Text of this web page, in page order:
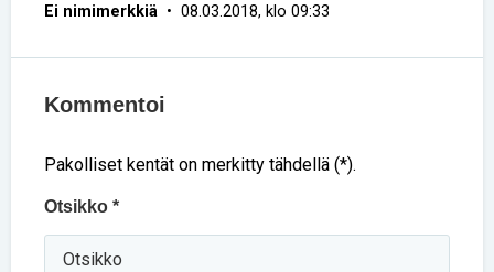
Ei nimimerkkiä • 08.03.2018, klo 09:33
Kommentoi
Pakolliset kentät on merkitty tähdellä (*).
Otsikko *